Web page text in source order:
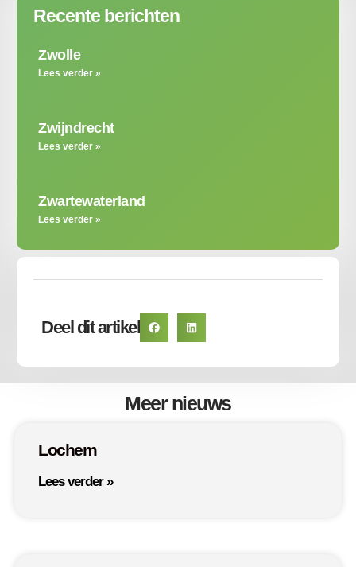
Deel dit artikel
Recente berichten
Zwolle
Lees verder »
Zwijndrecht
Lees verder »
Zwartewaterland
Lees verder »
Meer nieuws
Lochem
Lees verder »